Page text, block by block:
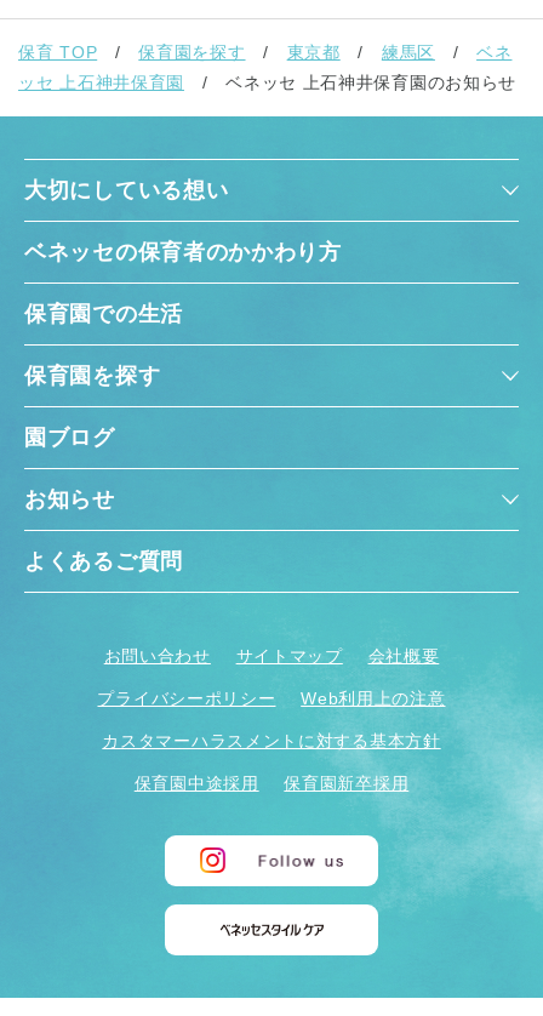
神奈川県 神奈川県 全域
千葉県 千葉県 全域
埼玉県 全域
兵庫県 兵庫県 全域
保育 TOP 保育園を探す 東京都 練馬区
ベネ
ッセ 上石神井保育園
ベネッセ 上石神井保育園のお知らせ
大切にしている想い
ベネッセの保育者のかかわり方
保育園での生活
保育園を探す
園ブログ
お知らせ
よくあるご質問
お問い合わせ サイトマップ 会社概要
プライバシーポリシー Web利用上の注意
カスタマーハラスメントに対する基本方針
保育園中途採用 保育園新卒採用